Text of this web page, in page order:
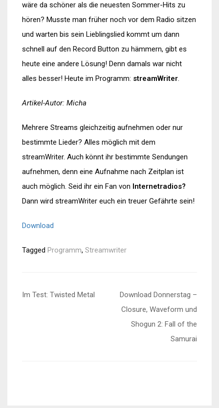
wäre da schöner als die neuesten Sommer-Hits zu
hören? Musste man früher noch vor dem Radio sitzen
und warten bis sein Lieblingslied kommt um dann
schnell auf den Record Button zu hämmern, gibt es
heute eine andere Lösung! Denn damals war nicht
alles besser! Heute im Programm: streamWriter.
Artikel-Autor: Micha
Mehrere Streams gleichzeitig aufnehmen oder nur
bestimmte Lieder? Alles möglich mit dem
streamWriter. Auch könnt ihr bestimmte Sendungen
aufnehmen, denn eine Aufnahme nach Zeitplan ist
auch möglich. Seid ihr ein Fan von Internetradios?
Dann wird streamWriter euch ein treuer Gefährte sein!
Download
Tagged Programm, Streamwriter
Beitragsnavigation
Im Test: Twisted Metal
Download Donnerstag –
Closure, Waveform und
Shogun 2: Fall of the
Samurai